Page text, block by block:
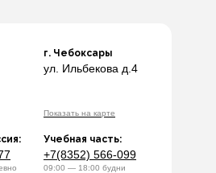
09:00 — 18:00 будни
г. Чебоксары
Учебная часть:
ул. Ильбекова д.4
Показать на карте
+7(8352) 566-099